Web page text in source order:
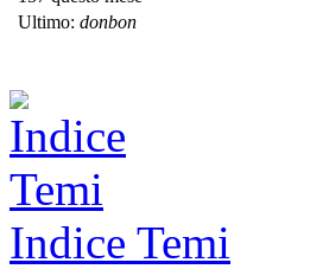
Ultimo: donbon
Indice Temi